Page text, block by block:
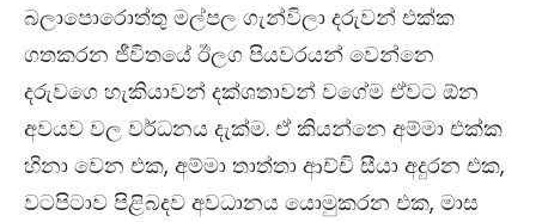
බලාපොරොත්තු මල්පල ගැන්විලා දරුවන් එක්ක
ගතකරන ජීවිතයේ ඊලග පියවරයන් වෙන්නෙ
දරුවගෙ හැකියාවන් දක්ශතාවන් වගේම ඒවට ඕන
අවයව වල වර්ධනය දැක්ම. ඒ කියන්නෙ අම්මා එක්ක
හිනා වෙන එක, අම්මා තාත්තා ආච්චි සීයා අදුරන එක,
වටපිටාව පිළිබදව අවධානය යොමුකරන එක, මාස